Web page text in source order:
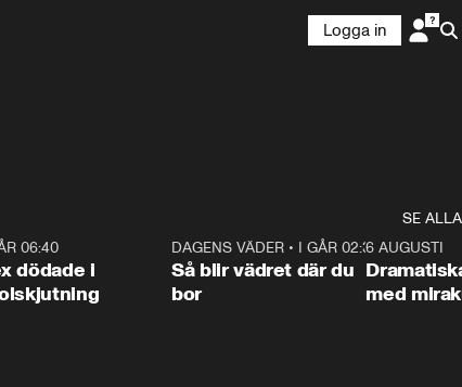
Logga in
SE ALLA
06:40
dödade i
1:06
DAGENS VÄDER • I GÅR 02:30
Så blir vädret där du
bor
6 AUGUSTI
med